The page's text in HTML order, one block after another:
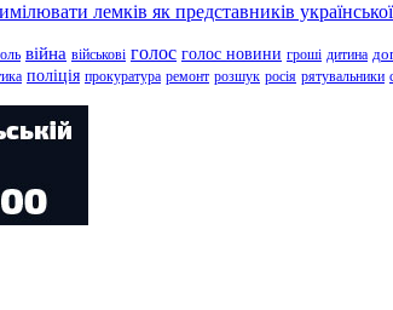
лемків як представників
війна військові голос голос новини гроші дитина
поліція прокуратура ремонт розшук росія рятувальники